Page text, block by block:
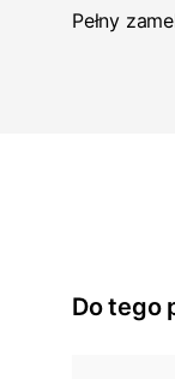
Pełny
Do tego